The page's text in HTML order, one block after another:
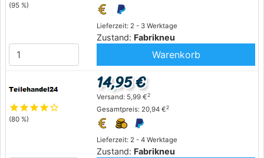
(95 %)
Lieferzeit: 2 - 3 Werktage
Zustand: Fabrikneu
Warenkorb
starstarstarstarstar_outline
(80 %)
Lieferzeit: 2 - 4 Werktage
Zustand: Fabrikneu
14,95 €
Versand: 5,99 €2
Gesamtpreis: 20,94 €2